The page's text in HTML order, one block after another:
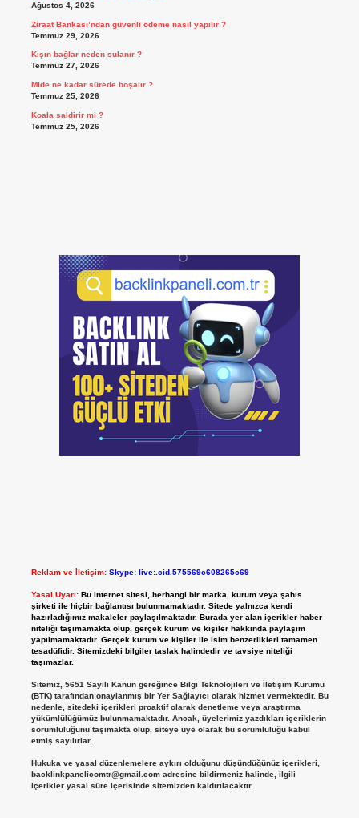
Ağustos 4, 2026
Ziraat Bankası’ndan güvenli ödeme nasıl yapılır ?
Temmuz 29, 2026
Kışın bağlar neden sulanır ?
Temmuz 27, 2026
Mide ne kadar sürede boşalır ?
Temmuz 25, 2026
Koala saldirir mi ?
Temmuz 25, 2026
Reklam ve İletişim: Skype: live:.cid.575569c608265c69
Yasal Uyarı: Bu internet sitesi, herhangi bir marka, kurum veya şahıs
şirketi ile hiçbir bağlantısı bulunmamaktadır. Sitede yalnızca kendi
hazırladığımız makaleler paylaşılmaktadır. Burada yer alan içerikler haber
niteliği taşımamakta olup, gerçek kurum ve kişiler hakkında paylaşım
yapılmamaktadır. Gerçek kurum ve kişiler ile isim benzerlikleri tamamen
tesadüfidir. Sitemizdeki bilgiler taslak halindedir ve tavsiye niteliği
taşımazlar.
Sitemiz, 5651 Sayılı Kanun gereğince Bilgi Teknolojileri ve İletişim Kurumu
(BTK) tarafından onaylanmış bir Yer Sağlayıcı olarak hizmet vermektedir. Bu
nedenle, sitedeki içerikleri proaktif olarak denetleme veya araştırma
yükümlülüğümüz bulunmamaktadır. Ancak, üyelerimiz yazdıkları içeriklerin
sorumluluğunu taşımakta olup, siteye üye olarak bu sorumluluğu kabul
etmiş sayılırlar.
Hukuka ve yasal düzenlemelere aykırı olduğunu düşündüğünüz içerikleri,
backlinkpanelicomtr@gmail.comadresine bildirmeniz halinde, ilgili
içerikler yasal süre içerisinde sitemizden kaldırılacaktır.